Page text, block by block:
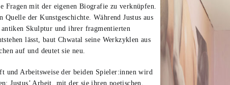
Fragen mit der eigenen Biografie zu verknüpfen.
der Kunstgeschichte. Während Justus aus
Skulptur und ihrer fragmentierten
lässt, baut Chwatal seine Werkzyklen aus
auf und deutet sie neu.
und Arbeitsweise der beiden Spieler:innen wird
Justus’ Arbeit, mit der sie ihren poetischen,